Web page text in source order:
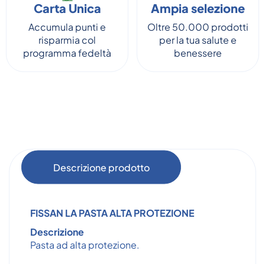
Carta Unica
Accumula punti e
risparmia col
programma fedeltà
Ampia selezione
Oltre 50.000 prodotti
per la tua salute e
benessere
Descrizione prodotto
FISSAN LA PASTA ALTA PROTEZIONE
Descrizione
Pasta ad alta protezione.